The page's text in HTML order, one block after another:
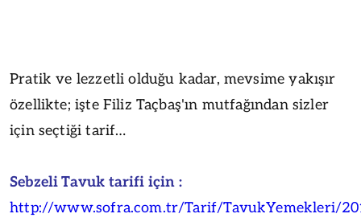
Pratik ve lezzetli olduğu kadar, mevsime yakışır
özellikte; işte Filiz Taçbaş'ın mutfağından sizler
için seçtiği tarif…
Sebzeli Tavuk tarifi için :
http://www.sofra.com.tr/Tarif/TavukYemekleri/